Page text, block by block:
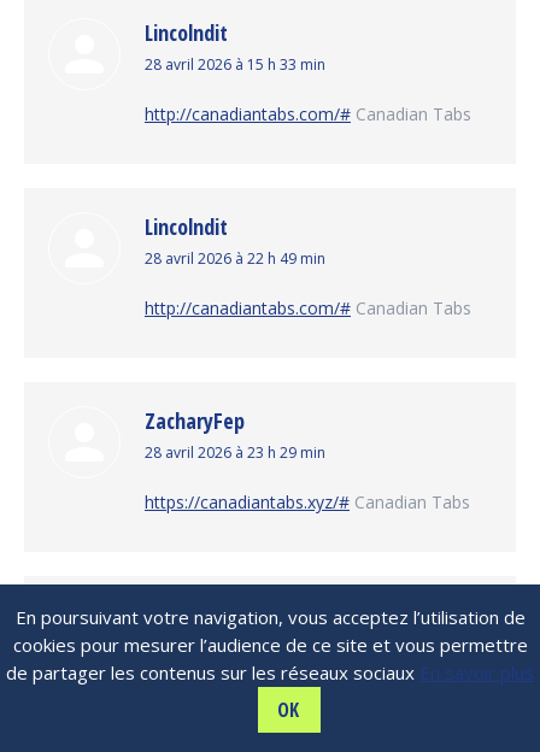
En poursuivant votre navigation, vous acceptez l’utilisation de
cookies pour mesurer l’audience de ce site et vous permettre
de partager les contenus sur les réseaux sociaux En savoir plus
OK
Lincolndit
dit
28 avril 2026 à 15 h 33 min
http://canadiantabs.com/# Canadian Tabs
Lincolndit
dit
28 avril 2026 à 22 h 49 min
http://canadiantabs.com/# Canadian Tabs
ZacharyFep
dit
28 avril 2026 à 23 h 29 min
https://canadiantabs.xyz/# Canadian Tabs
Lincolndit
dit
:
29 avril 2026 à 6 h 04 min